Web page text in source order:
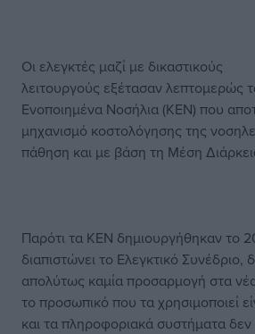
Οι ελεγκτές μαζί με δικαστικούς
λειτουργούς εξέτασαν λεπτομερώς
Ενοποιημένα Νοσήλια (ΚΕΝ) που
μηχανισμό κοστολόγησης της
πάθηση και με βάση τη Μέση
Παρότι τα ΚΕΝ δημιουργήθηκαν το
διαπιστώνει το Ελεγκτικό Συνέδριο,
απολύτως καμία προσαρμογή στα
το προσωπικό που τα χρησιμοποιεί
και τα πληροφοριακά συστήματα